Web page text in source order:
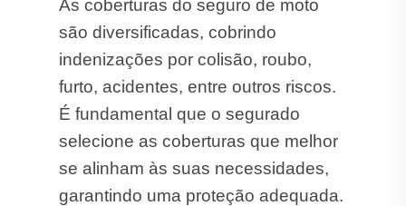
As coberturas do seguro de moto
são diversificadas, cobrindo
indenizações por colisão, roubo,
furto, acidentes, entre outros riscos.
É fundamental que o segurado
selecione as coberturas que melhor
se alinham às suas necessidades,
garantindo uma proteção adequada.